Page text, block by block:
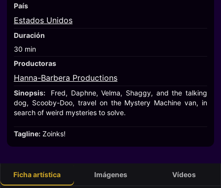
País
Estados Unidos
Duración
30 min
Productoras
Hanna-Barbera Productions
Sinopsis:
Fred, Daphne, Velma, Shaggy, and the talking
dog, Scooby-Doo, travel on the Mystery Machine van, in
search of weird mysteries to solve.
Tagline: Zoinks!
Ficha artística Imágenes Vídeos